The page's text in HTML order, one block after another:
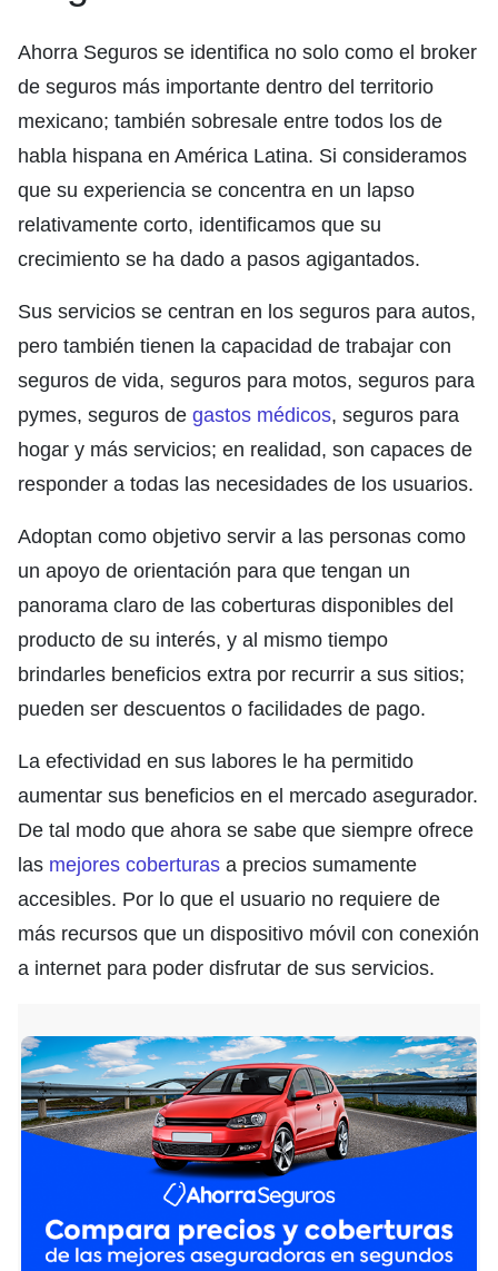
Ahorra Seguros se identifica no solo como el broker
de seguros más importante dentro del territorio
mexicano; también sobresale entre todos los de
habla hispana en América Latina. Si consideramos
que su experiencia se concentra en un lapso
relativamente corto, identificamos que su
crecimiento se ha dado a pasos agigantados.
Sus servicios se centran en los seguros para autos,
pero también tienen la capacidad de trabajar con
seguros de vida, seguros para motos, seguros para
pymes, seguros de gastos médicos, seguros para
hogar y más servicios; en realidad, son capaces de
responder a todas las necesidades de los usuarios.
Adoptan como objetivo servir a las personas como
un apoyo de orientación para que tengan un
panorama claro de las coberturas disponibles del
producto de su interés, y al mismo tiempo
brindarles beneficios extra por recurrir a sus sitios;
pueden ser descuentos o facilidades de pago.
La efectividad en sus labores le ha permitido
aumentar sus beneficios en el mercado asegurador.
De tal modo que ahora se sabe que siempre ofrece
las mejores coberturas a precios sumamente
accesibles. Por lo que el usuario no requiere de
más recursos que un dispositivo móvil con conexión
a internet para poder disfrutar de sus servicios.